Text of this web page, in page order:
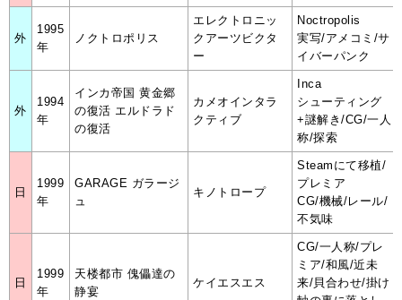
外
1995
年
ノクトロポリス
エレクトロニッ
クアーツビクタ
ー
Noctropolis
実写/アメコミ/サ
イバーパンク
外
1994
年
インカ帝国 黄金郷
の復活 エルドラド
の復活
カメオインタラ
クティブ
Inca
シューティング
+謎解き/CG/一人
称/探索
日
1999
年
GARAGE ガラージ
ュ
キノトロープ
Steamにて移植/
プレミア
CG/機械/レール/
不気味
日
1999
年
天楼都市 傀儡達の
静宴
ケイエスエス
CG/一人称/プレ
ミア/和風/近未
来/貝合わせ/掛け